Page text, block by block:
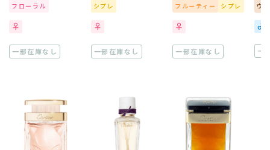
フローラル
一部在庫なし
シプレ
一部在庫なし
フルーティー シプレ
一部在庫なし
ウ
一